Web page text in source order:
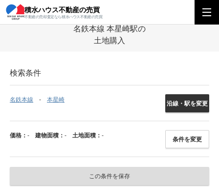
積水ハウス不動産の売買
不動産の売却査定なら積水ハウス不動産の売買
積水ハウス不動産の売買 中部エリア 本星
名鉄本線 本星崎駅の
土地購入
検索条件
名鉄本線 本星崎
沿線・駅を変更
価格： - 建物面積： - 土地面積： -
条件を変更
この条件を保存